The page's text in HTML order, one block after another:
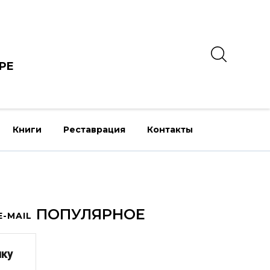
Книги Реставрация Контакты
ПОПУЛЯРНОЕ